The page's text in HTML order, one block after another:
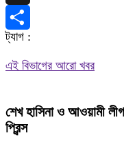
X
Share
ট্যাগ :
এই বিভাগের আরো খবর
শেখ হাসিনা ও আওয়ামী
প্রিন্স